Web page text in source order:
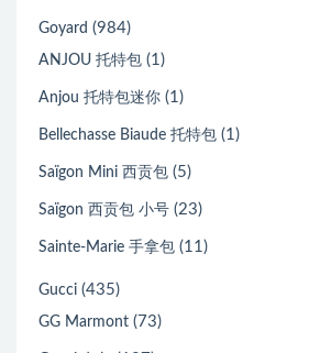
Goyard (984)
ANJOU 托特包 (1)
Anjou 托特包迷你 (1)
Bellechasse Biaude 托特包 (1)
Saïgon Mini 西贡包 (5)
Saïgon 西贡包 小号 (23)
Sainte-Marie 手拿包 (11)
Gucci (435)
GG Marmont (73)